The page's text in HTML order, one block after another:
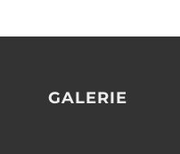
GALERIE